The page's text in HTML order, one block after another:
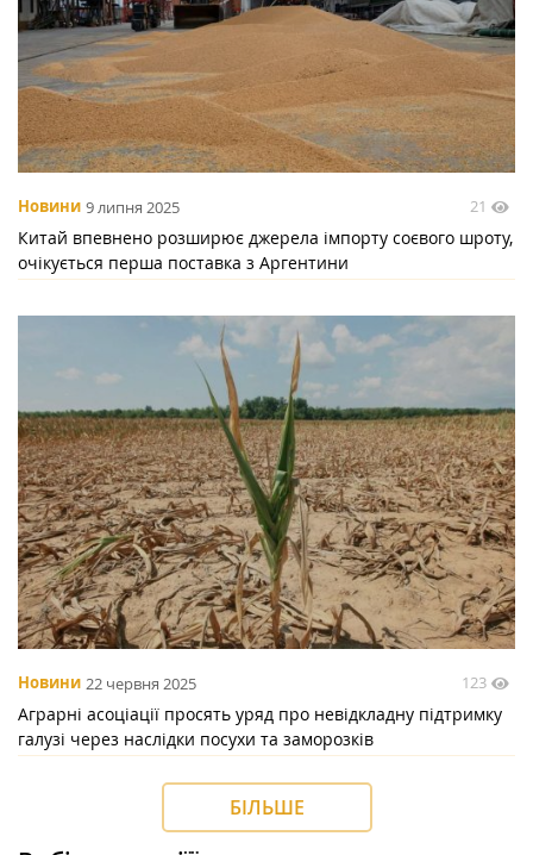
Новини 9 липня 2025 21
Китай впевнено розширює джерела імпорту соєвого шроту,
очікується перша поставка з Аргентини
Новини 22 червня 2025 123
Аграрні асоціації просять уряд про невідкладну підтримку
галузі через наслідки посухи та заморозків
БІЛЬШЕ